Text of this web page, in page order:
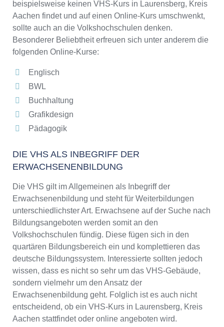
beispielsweise keinen VHS-Kurs in Laurensberg, Kreis
Aachen findet und auf einen Online-Kurs umschwenkt,
sollte auch an die Volkshochschulen denken.
Besonderer Beliebtheit erfreuen sich unter anderem die
folgenden Online-Kurse:
Englisch
BWL
Buchhaltung
Grafikdesign
Pädagogik
DIE VHS ALS INBEGRIFF DER
ERWACHSENENBILDUNG
Die VHS gilt im Allgemeinen als Inbegriff der
Erwachsenenbildung und steht für Weiterbildungen
unterschiedlichster Art. Erwachsene auf der Suche nach
Bildungsangeboten werden somit an den
Volkshochschulen fündig. Diese fügen sich in den
quartären Bildungsbereich ein und komplettieren das
deutsche Bildungssystem. Interessierte sollten jedoch
wissen, dass es nicht so sehr um das VHS-Gebäude,
sondern vielmehr um den Ansatz der
Erwachsenenbildung geht. Folglich ist es auch nicht
entscheidend, ob ein VHS-Kurs in Laurensberg, Kreis
Aachen stattfindet oder online angeboten wird.